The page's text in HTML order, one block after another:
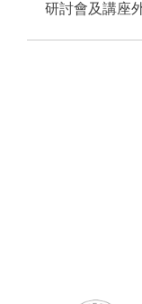
研討會及講座